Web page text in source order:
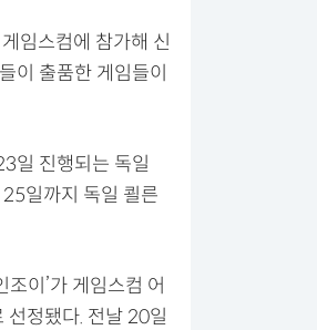
임스컴에 참가해 신
이 출품한 게임들이
일 진행되는 독일
일까지 독일 쾰른
조이’가 게임스컴 어
정됐다. 전날 20일